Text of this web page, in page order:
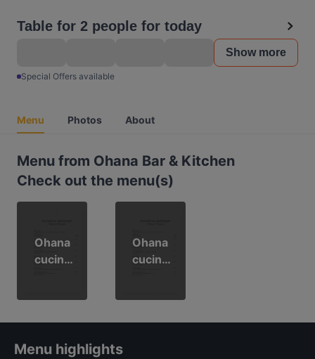
Table for 2 people for today
Show more
Special Offers available
Menu Photos About
Menu from Ohana Bar & Kitchen
Check out the menu(s)
Ohana
cucina
Ohana
cucina
Menu highlights